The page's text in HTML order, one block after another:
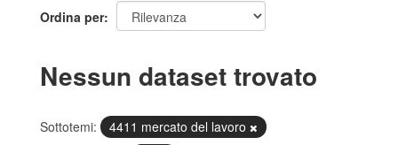
Ordina per
Nessun dataset trovato
Sottotemi:
4411 mercato del lavoro